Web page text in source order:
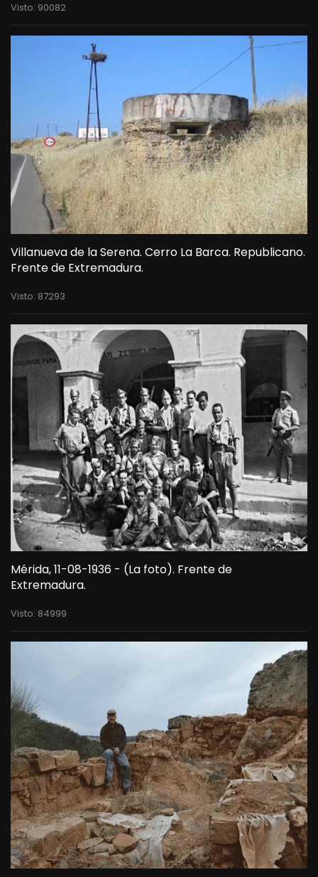
Visto: 90082
Villanueva de la Serena. Cerro La Barca. Republicano.
Frente de Extremadura.
Visto: 87293
Mérida, 11-08-1936 - (La foto). Frente de
Extremadura.
Visto: 84999